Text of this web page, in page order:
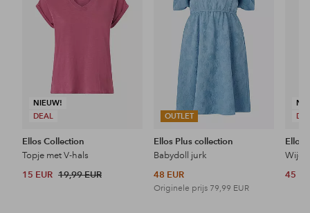
NIEUW!
DEAL
Ellos Collection
Topje met V-hals
15 EUR 19,99 EUR
OUTLET
Ellos Plus collection
Babydoll jurk
48 EUR
Originele prijs 79,99 EUR
Ellos
45